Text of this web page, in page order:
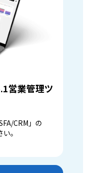
営業管理ツ
CRM」の
。